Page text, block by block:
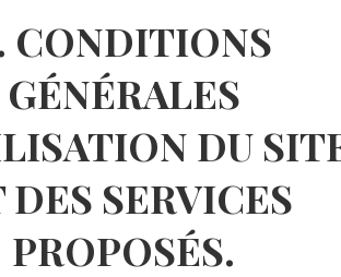
CONDITIONS
GÉNÉRALES
DU
DES SERVICES
PROPOSÉS.